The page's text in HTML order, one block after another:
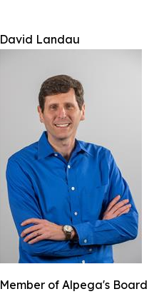
David Landau
Member of Alpega's Board